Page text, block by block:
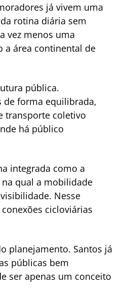
já vivem uma
rotina diária sem
vez menos uma
a área continental de
pública.
de forma equilibrada,
transporte coletivo
há público
integrada como a
na qual a mobilidade
Nesse
cicloviárias
planejamento. Santos já
públicas bem
ser apenas um conceito